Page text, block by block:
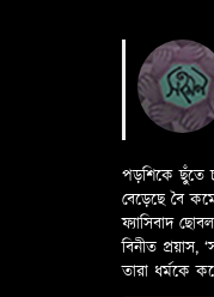
পড়শিকে ছুঁতে
বেড়েছে বৈ
ফ্যাসিবাদ
বিনীত
তারা ধর্মকে